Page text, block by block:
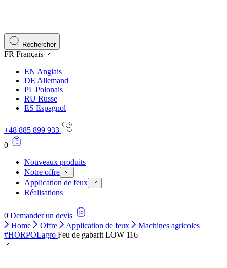
Rechercher
FR Français
EN Anglais
DE Allemand
PL Polonais
RU Russe
ES Espagnol
+48 885 899 933
0
Nouveaux produits
Notre offre
Application de feux
Réalisations
0 Demander un devis
Home
Offre Application de feux
Machines agricoles
#HORPOLagro Feu de gabarit LOW 116